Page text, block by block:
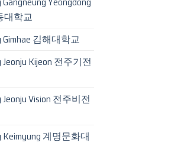
대학교
Gimhae 김해대학교
Jeonju Kijeon 전주기전
Jeonju Vision 전주비전
Keimyung 계명문화대